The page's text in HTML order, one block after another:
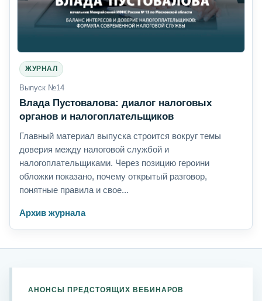
ЖУРНАЛ
Выпуск №14
Влада Пустовалова: диалог налоговых
органов и налогоплательщиков
Главный материал выпуска строится вокруг темы
доверия между налоговой службой и
налогоплательщиками. Через позицию героини
обложки показано, почему открытый разговор,
понятные правила и свое...
Архив журнала
АНОНСЫ ПРЕДСТОЯЩИХ ВЕБИНАРОВ